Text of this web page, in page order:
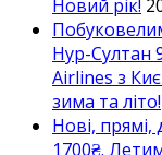
Новий рік!
Нур-Султан
Airlines з
зима та літо!
Нові,
1700₴.